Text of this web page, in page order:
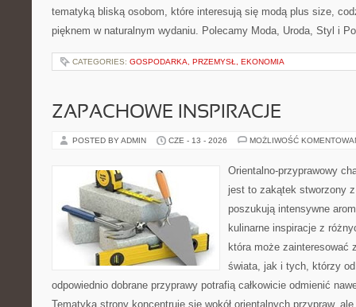
tematyką bliską osobom, które interesują się modą plus size,
pięknem w naturalnym wydaniu. Polecamy Moda, Uroda, Styl i
CATEGORIES: GOSPODARKA, PRZEMYSŁ, EKONOMIA
ZAPACHOWE INSPIRACJE
POSTED BY ADMIN CZE - 13 - 2026 MOŻLIWOŚĆ
Orientalno-przyprawowy
jest to zakątek stworzony
poszukują intensywne
kulinarne inspiracje z
która może zainteresować
świata, jak i tych, którzy
odpowiednio dobrane przyprawy potrafią całkowicie odmienić
Tematyka strony koncentruje się wokół orientalnych przypraw,